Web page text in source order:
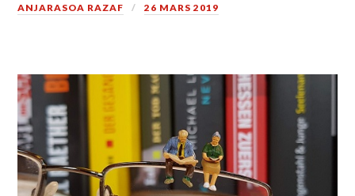
ANJARASOA RAZAF 26 MARS 2019